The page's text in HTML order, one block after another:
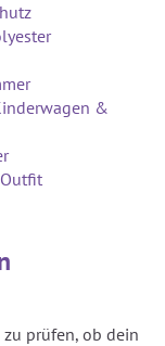
&
zu prüfen, ob dein